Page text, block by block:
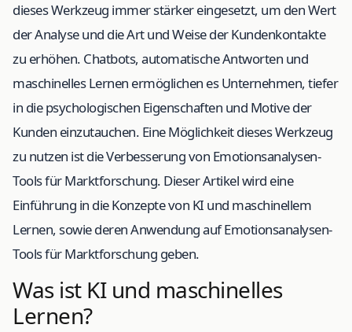
dieses Werkzeug immer stärker eingesetzt, um den Wert
der Analyse und die Art und Weise der Kundenkontakte
zu erhöhen. Chatbots, automatische Antworten und
maschinelles Lernen ermöglichen es Unternehmen, tiefer
in die psychologischen Eigenschaften und Motive der
Kunden einzutauchen. Eine Möglichkeit dieses Werkzeug
zu nutzen ist die Verbesserung von Emotionsanalysen-
Tools für Marktforschung. Dieser Artikel wird eine
Einführung in die Konzepte von KI und maschinellem
Lernen, sowie deren Anwendung auf Emotionsanalysen-
Tools für Marktforschung geben.
Was ist KI und maschinelles
Lernen?